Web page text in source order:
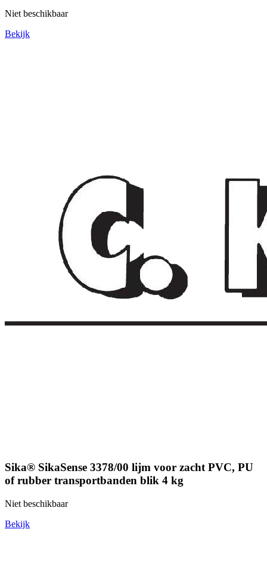
Niet beschikbaar
Bekijk
Sika® SikaSense 3378/00 lijm voor zacht PVC, PU
of rubber transportbanden blik 4 kg
Niet beschikbaar
Bekijk